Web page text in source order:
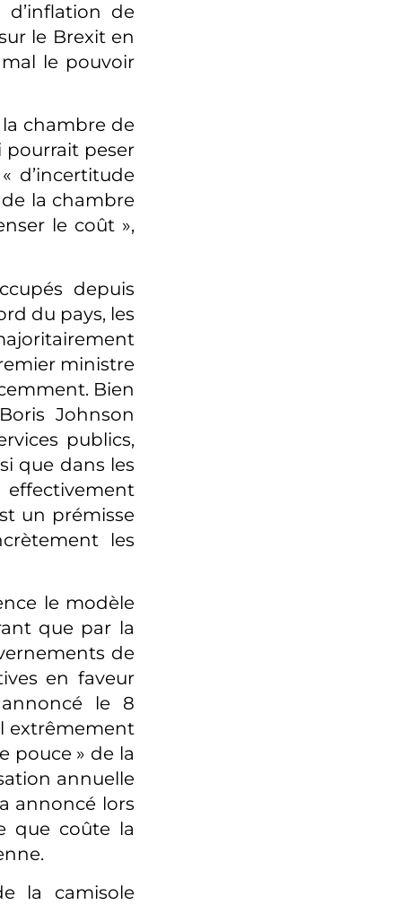
de
le Brexit en
le pouvoir
chambre de
pourrait peser
d’incertitude
la chambre
le coût »,
depuis
du pays, les
ministre
Bien
Johnson
publics,
que dans les
un prémisse
les
le modèle
que par la
de
en faveur
annoncé le 8
extrêmement
pouce » de la
annuelle
annoncé lors
que coûte la
la camisole